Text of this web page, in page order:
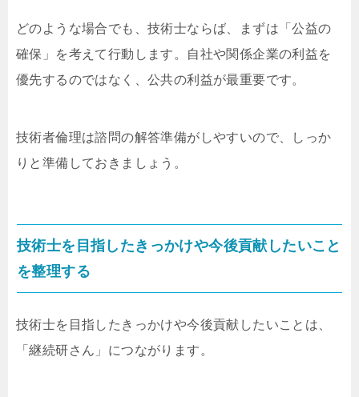
どのような場合でも、技術士ならば、まずは「公益の
確保」を考えて行動します。自社や関係企業の利益を
優先するのではなく、公共の利益が最重要です。
技術者倫理は諮問の解答準備がしやすいので、しっか
りと準備しておきましょう。
技術士を目指したきっかけや今後貢献したいこと
を整理する
技術士を目指したきっかけや今後貢献したいことは、
「継続研さん」につながります。